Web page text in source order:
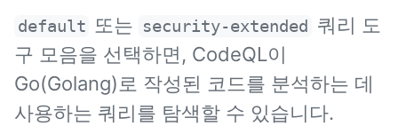
default 또는 security-extended
쿼리 도
구 모음을 선택하면, CodeQL이
Go(Golang)로 작성된 코드를 분석하는 데
사용하는 쿼리를 탐색할 수 있습니다.